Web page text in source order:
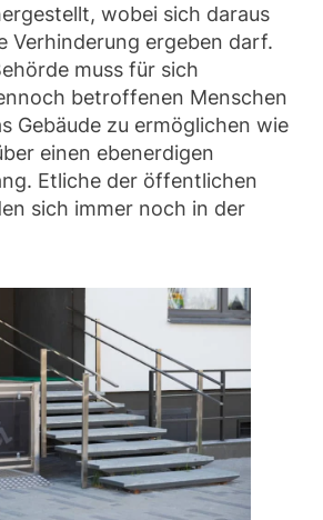
wobei sich daraus
Verhinderung ergeben darf.
muss für sich
betroffenen Menschen
Gebäude zu ermöglichen wie
einen ebenerdigen
Etliche der öffentlichen
sich immer noch in der